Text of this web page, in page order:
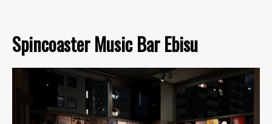
Spincoaster Music Bar Ebisu